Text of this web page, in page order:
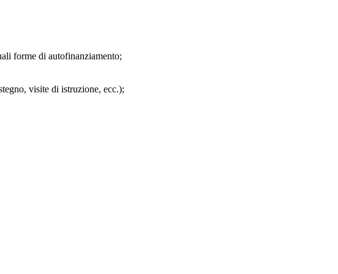
forme di autofinanziamento;
visite di istruzione, ecc.);